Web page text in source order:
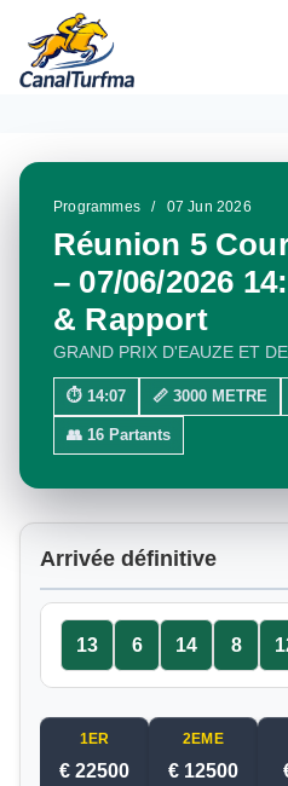
contenu
Programmes / 07 Jun 2026
Réunion 5
– 07/06/2026
& Rapport
GRAND PRIX D'EAUZE ET
⏱ 14:07 📏 3000 METRE
👥 16 Partants
Arrivée définitive
13 6 14 8
1ER
€ 22500
2EME
€ 12500